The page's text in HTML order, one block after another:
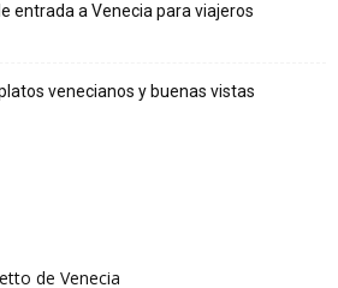
entrada a Venecia para viajeros
venecianos y buenas vistas
de Venecia